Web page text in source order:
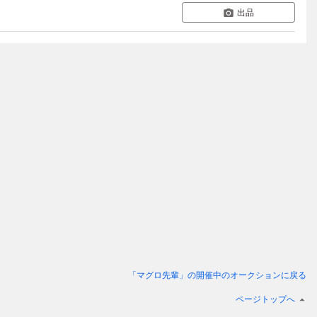
出品
「マグロ先輩」 の開催中のオークションに戻る
ページトップへ